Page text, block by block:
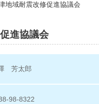
地域耐震改修促進協議会
進協議会
芳太郎
98-8322